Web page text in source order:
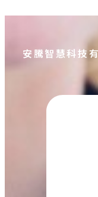
安騰智慧科技